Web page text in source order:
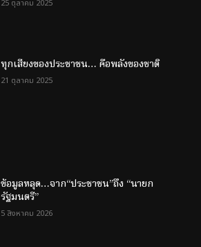
25 ตุลาคม 2025
ทุกเสียงของประชาชน… คือพลังของชาติ
21 ตุลาคม 2025
ข้อมูลหลุด…จาก“ประชาชน”ถึง “นายก
รัฐมนตรี”
5 สิงหาคม 2026